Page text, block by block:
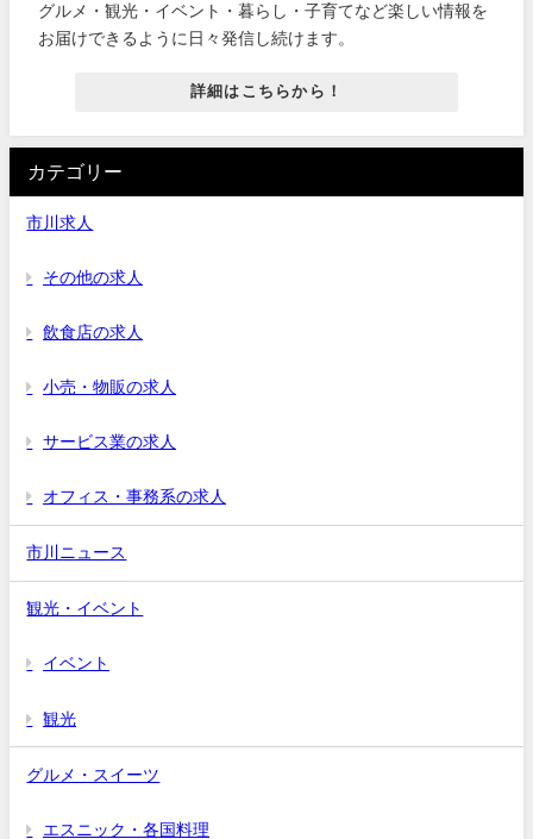
グルメ・観光・イベント・暮らし・子育てなど楽しい情報を
お届けできるように日々発信し続けます。
詳細はこちらから！
カテゴリー
市川求人
その他の求人
飲食店の求人
小売・物販の求人
サービス業の求人
オフィス・事務系の求人
市川ニュース
観光・イベント
イベント
観光
グルメ・スイーツ
エスニック・各国料理